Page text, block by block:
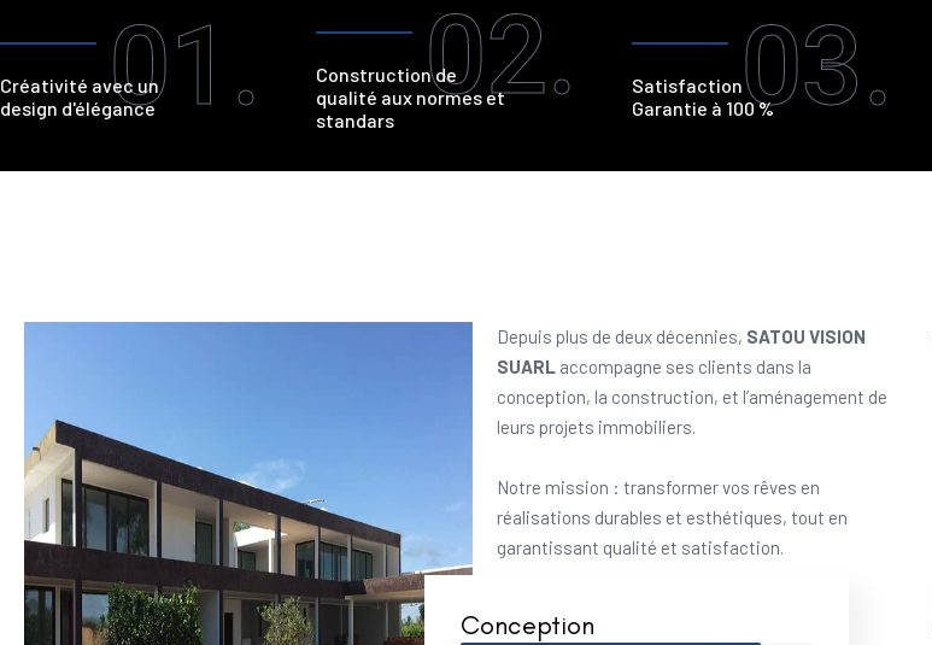
01.
Créativité avec un
design d'élégance
02.
Construction de
qualité aux normes et
standars
03.
Satisfaction
Garantie à 100 %
Depuis plus de deux décennies, SATOU VISION
SUARL accompagne ses clients dans la
conception, la construction, et l’aménagement de
leurs projets immobiliers.
Notre mission : transformer vos rêves en
réalisations durables et esthétiques, tout en
garantissant qualité et satisfaction.
Conception